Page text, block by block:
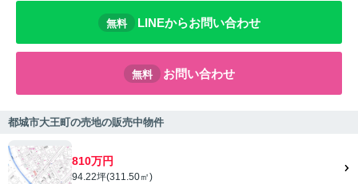
無料 LINEからお問い合わせ
無料 お問い合わせ
都城市大王町の売地の販売中物件
810万円
94.22坪(311.50㎡)